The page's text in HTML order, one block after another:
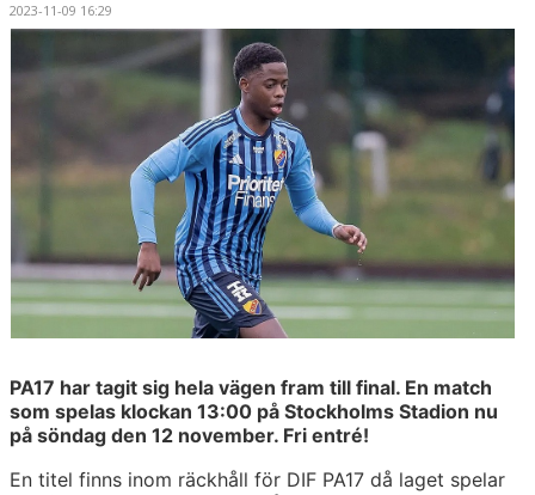
2023-11-09 16:29
PA17 har tagit sig hela vägen fram till final. En match
som spelas klockan 13:00 på Stockholms Stadion nu
på söndag den 12 november. Fri entré!
En titel finns inom räckhåll för DIF PA17 då laget spelar